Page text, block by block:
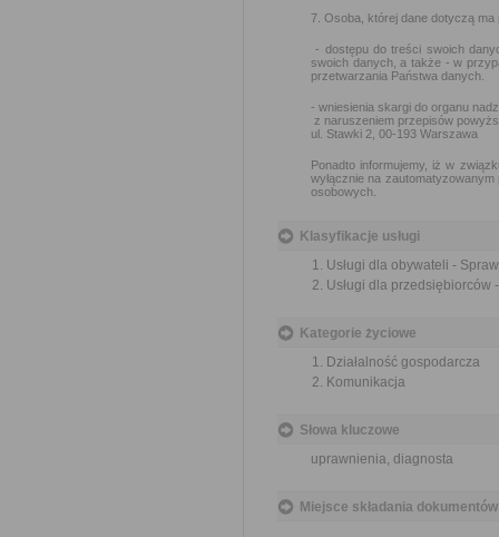
7. Osoba, której dane dotyczą ma
- dostępu do treści swoich
swoich danych, a także - w
przetwarzania Państwa danych.
- wniesienia skargi do organu
z naruszeniem przepisów
ul. Stawki 2, 00-193 Warszawa
Ponadto informujemy, iż w
wyłącznie na
osobowych.
Klasyfikacje usługi
Usługi dla obywateli -
Usługi dla przedsiębiorców
Kategorie życiowe
Działalność gospodarcza
Komunikacja
Słowa kluczowe
uprawnienia, diagnosta
Miejsce składania dokumentów